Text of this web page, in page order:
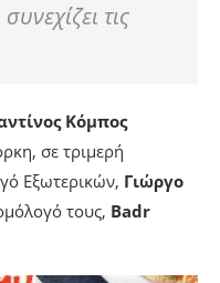
τις
Κόμπος
σε τριμερή
Εξωτερικών, Γιώργο
τους, Badr